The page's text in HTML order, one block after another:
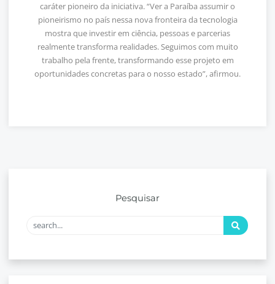
caráter pioneiro da iniciativa. “Ver a Paraíba assumir o
pioneirismo no país nessa nova fronteira da tecnologia
mostra que investir em ciência, pessoas e parcerias
realmente transforma realidades. Seguimos com muito
trabalho pela frente, transformando esse projeto em
oportunidades concretas para o nosso estado”, afirmou.
Pesquisar